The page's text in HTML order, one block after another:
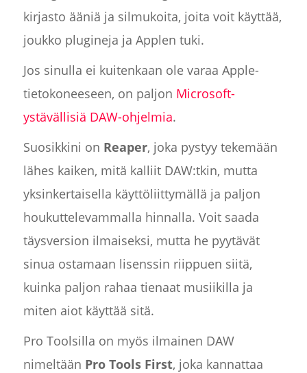
kirjasto ääniä ja silmukoita, joita voit käyttää,
joukko plugineja ja Applen tuki.
Jos sinulla ei kuitenkaan ole varaa Apple-
tietokoneeseen, on paljon Microsoft-
ystävällisiä DAW-ohjelmia.
Suosikkini on Reaper, joka pystyy tekemään
lähes kaiken, mitä kalliit DAW:tkin, mutta
yksinkertaisella käyttöliittymällä ja paljon
houkuttelevammalla hinnalla. Voit saada
täysversion ilmaiseksi, mutta he pyytävät
sinua ostamaan lisenssin riippuen siitä,
kuinka paljon rahaa tienaat musiikilla ja
miten aiot käyttää sitä.
Pro Toolsilla on myös ilmainen DAW
nimeltään Pro Tools First, joka kannattaa